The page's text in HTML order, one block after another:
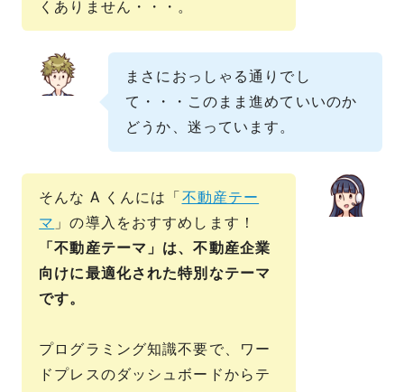
くありません・・・。
まさにおっしゃる通りでし
て・・・このまま進めていいのか
どうか、迷っています。
そんな A くんには「不動産テー
マ 」の導入をおすすめします！
「不動産テーマ」は、不動産企業
向けに最適化された特別なテーマ
です。
プログラミング知識不要で、ワー
ドプレスのダッシュボードからテ